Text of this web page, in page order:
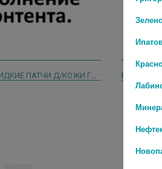
КОМПЛИМЕНТ ЖИДКИЕ ПАТЧИ Д/КОЖИ ГЛАЗ СОХРАНЕНИЕ МОЛОДОСТИ. 50МЛ.